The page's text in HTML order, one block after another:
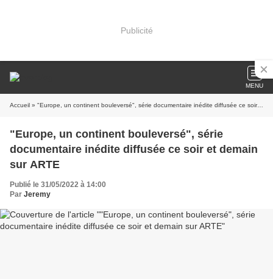
Publicité
MENU
Accueil » "Europe, un continent bouleversé", série documentaire inédite diffusée ce soir et demain sur ARTE
"Europe, un continent bouleversé", série
documentaire inédite diffusée ce soir et demain
sur ARTE
Publié le 31/05/2022 à 14:00
Par Jeremy